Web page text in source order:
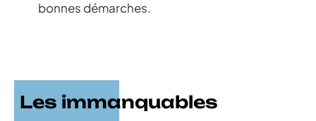
bonnes démarches.
Les immanquables